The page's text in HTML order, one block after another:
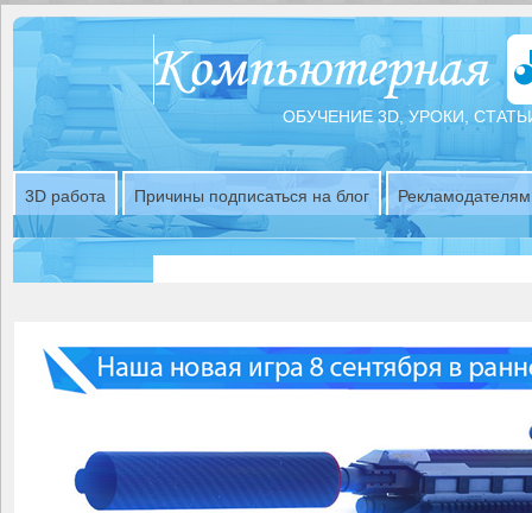
ОБУЧЕНИЕ 3D, УРОКИ,
3D работа Причины подписаться на блог Рекламодателям